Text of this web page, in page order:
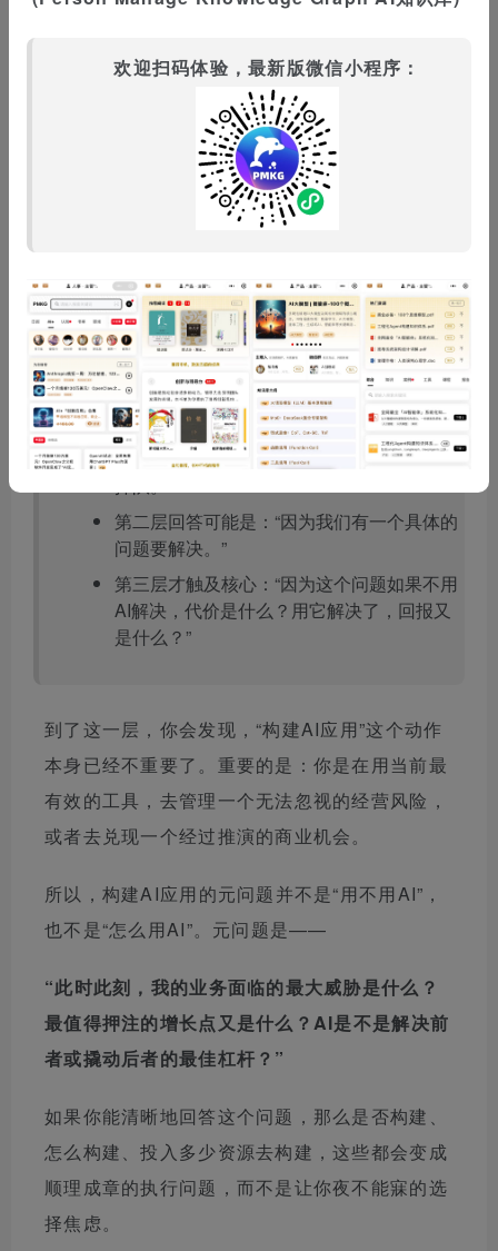
衡量风险和机遇的最终目的，不是找到一个完美
的答案，而是找到那个风险你扛得住、机遇你够
的交叉点。这个点，就是你该动手的地方。
三、你构建AI的元问题是什么？
回到这篇文章开头的那句话：“你为什么想要构
建这个应用？”
这其实是一个层层剥洋葱的过程。
第一层回答往往是：“因为AI很火，我们不能
第二层回答可能是：“因为我们有一个具体的
问题要解决。”
第三层才触及核心：“因为这个问题如果不用
AI解决，代价是什么？用它解决了，回报又
是什么？”
到了这一层，你会发现，“构建AI应用”这个动作
本身已经不重要了。重要的是：你是在用当前最
有效的工具，去管理一个无法忽视的经营风险，
或者去兑现一个经过推演的商业机会。
所以，构建AI应用的元问题并不是“用不用AI”，
也不是“怎么用AI”。元问题是——
“此时此刻，我的业务面临的最大威胁是什么？
最值得押注的增长点又是什么？AI是不是解决前
者或撬动后者的最佳杠杆？”
如果你能清晰地回答这个问题，那么是否构建、
怎么构建、投入多少资源去构建，这些都会变成
顺理成章的执行问题，而不是让你夜不能寐的选
择焦虑。
欢迎扫码体验，最新版微信小程序：